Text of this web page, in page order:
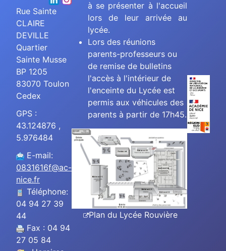
Rue Sainte
CLAIRE
DEVILLE
Quartier
Sainte Musse
BP 1205
83070 Toulon
Cedex
GPS :
43.124876 ,
5.976484
E-mail:
0831616f@ac-
nice.fr
Téléphone:
04 94 27 39
44
Fax : 04 94
27 05 84
à se présenter à l'accueil
lors de leur arrivée au
lycée.
Lors des réunions
parents-professeurs ou
de remise de bulletins
l'accès à l'intérieur de
l'enceinte du Lycée est
permis aux véhicules des
parents à partir de 17h45.
Plan du Lycée Rouvière